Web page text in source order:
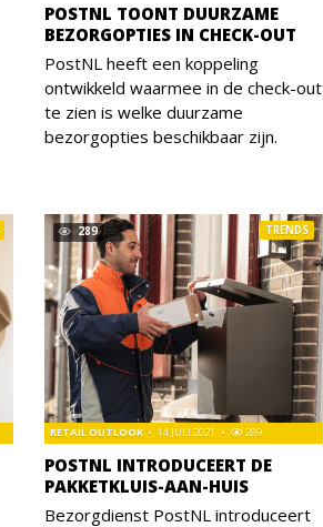
POSTNL TOONT DUURZAME
BEZORGOPTIES IN CHECK-OUT
PostNL heeft een koppeling
ontwikkeld waarmee in de check-out
te zien is welke duurzame
bezorgopties beschikbaar zijn.
289
POSTNL INTRODUCEERT DE
PAKKETKLUIS-AAN-HUIS
RETAIL OUTLOOK 14 JULI 2021 289
TRENDS
Bezorgdienst PostNL introduceert